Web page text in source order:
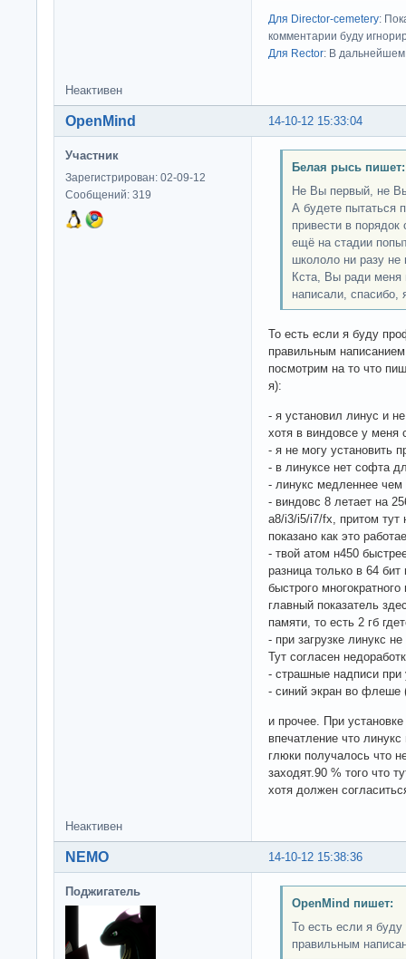
Для Director-cemetery:
комментарии буду
Для Rector: В дальнейшем
Неактивен
14-10-12 15:33:04
OpenMind
Участник
Зарегистрирован: 02-09-12
Сообщений: 319
Белая рысь пишет:
Не Вы первый, не
А будете пытаться
привести в
ещё на стадии
школоло ни разу не
Кста, Вы ради меня
написали, спасибо,
То есть если я буду
правильным
посмотрим на то что
я):
- я установил линус и
хотя в виндовсе у меня
- я не могу установить
- в линуксе нет софта
- линукс медленнее чем
- виндовс 8 летает на
a8/i3/i5/i7/fx, притом
показано как это
- твой атом н450
разница только в 64
быстрого
главный показатель
памяти, то есть 2 гб
- при загрузке линукс
Тут согласен
- страшные надписи при
- синий экран во флеше
и прочее. При
впечатление что
глюки получалось что
заходят.90 % того что
хотя должен
Неактивен
14-10-12 15:38:36
NEMO
Поджигатель
OpenMind пишет:
То есть если я
правильным